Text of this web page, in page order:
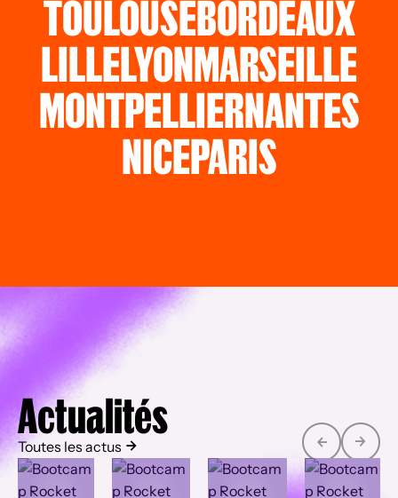
TOULOUSEBORDEAUX
LILLELYONMARSEILLE
MONTPELLIERNANTES
NICEPARIS
Actualités
Toutes les actus